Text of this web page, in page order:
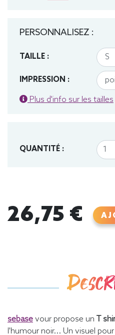
PERSONNALISEZ :
TAILLE :
IMPRESSION :
Plus d'info sur les tailles
QUANTITÉ :
26,75 €
sebase vour propose un T
l'humour noir... Un visuel